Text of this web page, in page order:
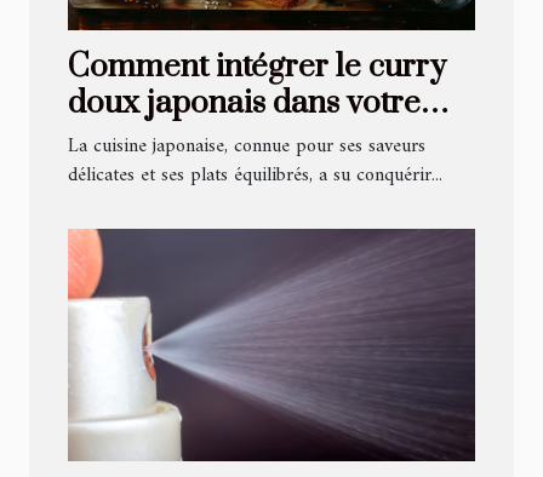
Comment intégrer le curry
doux japonais dans votre
cuisine quotidienne
La cuisine japonaise, connue pour ses saveurs
délicates et ses plats équilibrés, a su conquérir...